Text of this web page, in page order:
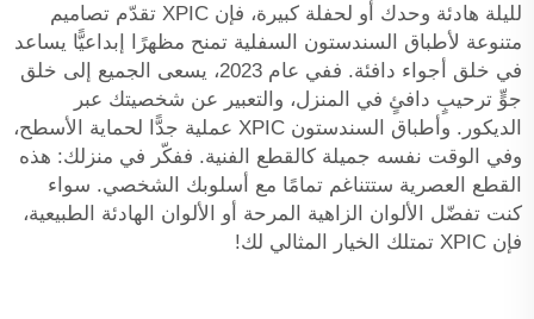
لليلة هادئة وحدك أو لحفلة كبيرة، فإن XPIC تقدّم تصاميم
متنوعة لأطباق السندستون السفلية تمنح مظهرًا إبداعيًّا يساعد
في خلق أجواء دافئة. ففي عام 2023، يسعى الجميع إلى خلق
جوٍّ ترحيبٍ دافئٍ في المنزل، والتعبير عن شخصيتك عبر
الديكور. وأطباق السندستون XPIC عملية جدًّا لحماية الأسطح،
وفي الوقت نفسه جميلة كالقطع الفنية. ففكّر في منزلك: هذه
القطع العصرية ستتناغم تمامًا مع أسلوبك الشخصي. سواء
كنت تفضّل الألوان الزاهية المرحة أو الألوان الهادئة الطبيعية،
فإن XPIC تمتلك الخيار المثالي لك!